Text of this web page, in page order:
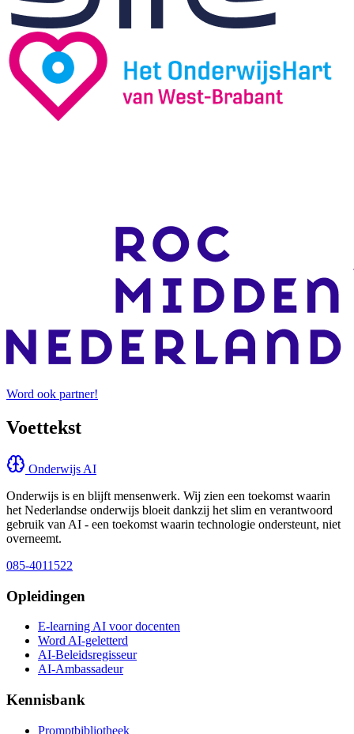
Word ook partner!
Voettekst
Onderwijs AI
Onderwijs is en blijft mensenwerk. Wij zien een toekomst waarin
het Nederlandse onderwijs bloeit dankzij het slim en verantwoord
gebruik van AI - een toekomst waarin technologie ondersteunt, niet
overneemt.
085-4011522
Opleidingen
E-learning AI voor docenten
Word AI-geletterd
AI-Beleidsregisseur
AI-Ambassadeur
Kennisbank
Promptbibliotheek